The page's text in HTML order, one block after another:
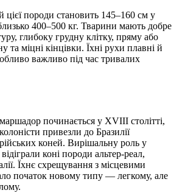
цієї породи становить 145–160 см у
400–500 кг. Тварини мають добре
глибоку грудну клітку, пряму або
та міцні кінцівки. Їхні рухи плавні й
важливо під час тривалих
починається у XVIII столітті,
привезли до Бразилії
коней. Вирішальну роль у
коні породи альтер-реал,
Їхнє схрещування з місцевими
початок новому типу — легкому, але